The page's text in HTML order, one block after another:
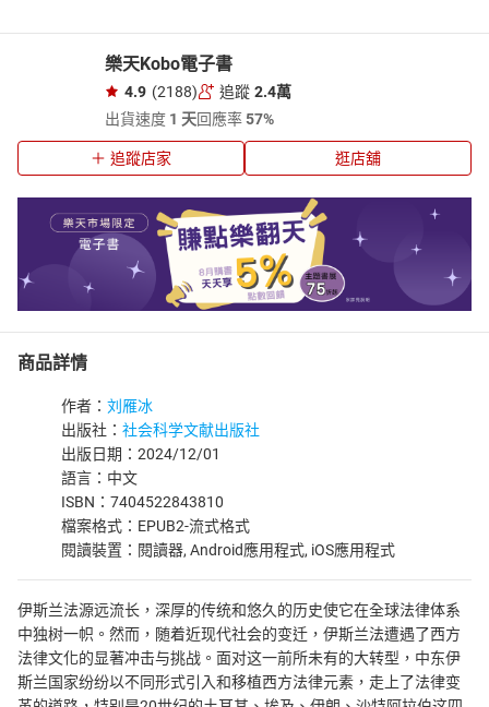
樂天Kobo電子書
4.9 (2188) 追蹤 2.4萬
出貨速度 1 天回應率57%
追蹤店家 逛店舖
商品詳情
作者： 刘雁冰
出版社： 社会科学文献出版社
出版日期：2024/12/01
語言：中文
ISBN：7404522843810
檔案格式：EPUB2-流式格式
閱讀裝置：閱讀器, Android應用程式, iOS應用程式
伊斯兰法源远流长，深厚的传统和悠久的历史使它在全球法律体系
中独树一帜。然而，随着近现代社会的变迁，伊斯兰法遭遇了西方
法律文化的显著冲击与挑战。面对这一前所未有的大转型，中东伊
斯兰国家纷纷以不同形式引入和移植西方法律元素，走上了法律变